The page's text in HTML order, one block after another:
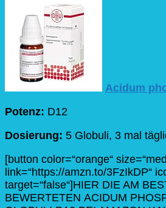
Acidum
Potenz: D12
Dosierung: 5 Globuli, 3 mal
[button color=“orange“
link=“https://amzn.to/3FzIkDP“
target=“false“]HIER DIE AM
BEWERTETEN ACIDUM